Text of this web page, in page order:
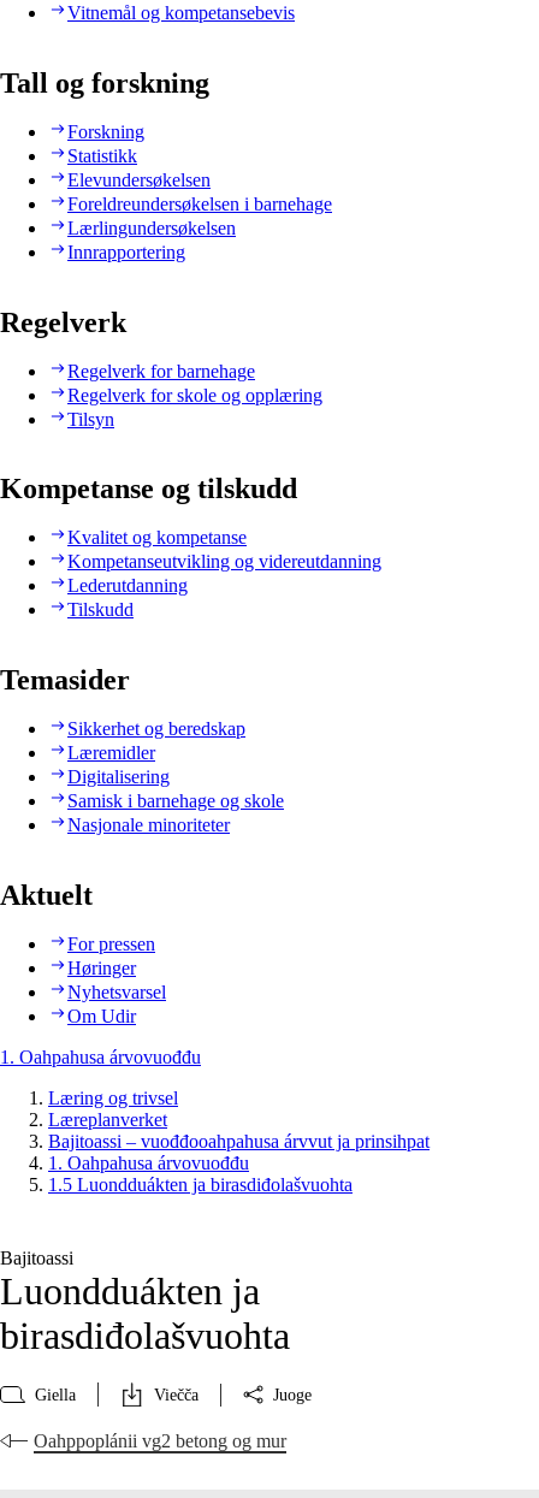
Vitnemål og kompetansebevis
Tall og forskning
Forskning
Statistikk
Elevundersøkelsen
Foreldreundersøkelsen i barnehage
Lærlingundersøkelsen
Innrapportering
Regelverk
Regelverk for barnehage
Regelverk for skole og opplæring
Tilsyn
Kompetanse og tilskudd
Kvalitet og kompetanse
Kompetanseutvikling og videreutdanning
Lederutdanning
Tilskudd
Temasider
Sikkerhet og beredskap
Læremidler
Digitalisering
Samisk i barnehage og skole
Nasjonale minoriteter
Aktuelt
For pressen
Høringer
Nyhetsvarsel
Om Udir
1. Oahpahusa árvovuođđu
Læring og trivsel
Læreplanverket
Bajitoassi – vuođđooahpahusa árvvut ja prinsihpat
1. Oahpahusa árvovuođđu
1.5 Luondduákten ja birasdiđolašvuohta
Bajitoassi
Luondduákten ja
birasdiđolašvuohta
Giella Viečča Juoge
Oahppoplánii vg2 betong og mur